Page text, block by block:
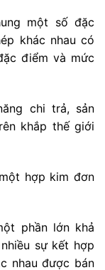
một số đặc
khác nhau có
điểm và mức
chi trả, sản
khắp thế giới
hợp kim đơn
phần lớn khả
sự kết hợp
nhau được bán